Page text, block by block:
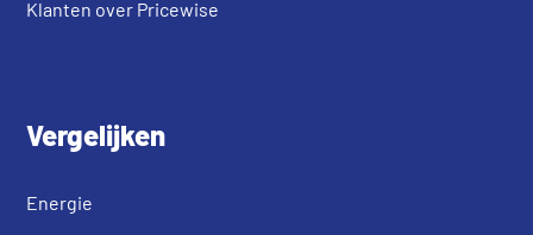
Klanten over Pricewise
Vergelijken
Energie